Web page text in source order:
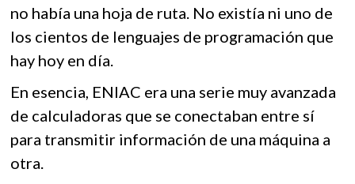
no había una hoja de ruta. No existía ni uno de
los cientos de lenguajes de programación que
hay hoy en día.
En esencia, ENIAC era una serie muy avanzada
de calculadoras que se conectaban entre sí
para transmitir información de una máquina a
otra.